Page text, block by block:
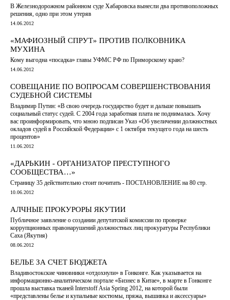
В Железнодорожном районном суде Хабаровска вынесли два противоположных
решения, одно при этом утеряв
14.06.2012
«МАФИОЗНЫЙ СПРУТ» ПРОТИВ ПОЛКОВНИКА
МУХИНА
Кому выгодна «посадка» главы УФМС РФ по Приморскому краю?
14.06.2012
СОВЕЩАНИЕ ПО ВОПРОСАМ СОВЕРШЕНСТВОВАНИЯ
СУДЕБНОЙ СИСТЕМЫ
Владимир Путин: «В свою очередь государство будет и дальше повышать
социальный статус судей. С 2004 года заработная плата не поднималась. Хочу
вас проинформировать, что мною подписан Указ «Об увеличении должностных
окладов судей в Российской Федерации» с 1 октября текущего года на шесть
процентов»
11.06.2012
«ДАРЬКИН - ОРГАНИЗАТОР ПРЕСТУПНОГО
СООБЩЕСТВА…»
Страницу 35 действительно стоит почитать - ПОСТАНОВЛЕНИЕ на 80 стр.
10.06.2012
АЛЧНЫЕ ПРОКУРОРЫ ЯКУТИИ
Публичное заявление о создании депутатской комиссии по проверке
коррупционных правонарушений должностных лиц прокуратуры Республики
Саха (Якутия)
08.06.2012
БЕЛЬЕ ЗА СЧЕТ БЮДЖЕТА
Владивостокские чиновники «отдохнули» в Гонконге. Как указывается на
информационно-аналитическом портале «Бизнес в Китае», в марте в Гонконге
прошла выставка тканей Interstoff Asia Spring 2012, на которой были
«представлены белье и купальные костюмы, пряжа, вышивка и аксессуары»